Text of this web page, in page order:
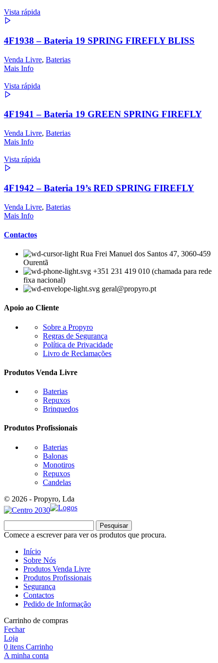
Vista rápida
4F1938 – Bateria 19 SPRING FIREFLY BLISS
Venda Livre, Baterias
Mais Info
Vista rápida
4F1941 – Bateria 19 GREEN SPRING FIREFLY
Venda Livre, Baterias
Mais Info
Vista rápida
4F1942 – Bateria 19’s RED SPRING FIREFLY
Venda Livre, Baterias
Mais Info
Contactos
Rua Frei Manuel dos Santos 47, 3060-459
Ourentã​
+351 231 419 010 (chamada para rede
fixa nacional)
geral@propyro.pt
Apoio ao Cliente
Sobre a Propyro
Regras de Segurança
Política de Privacidade
Livro de Reclamações
Produtos Venda Livre
Baterias
Repuxos
Brinquedos
Produtos Profissionais
Baterias
Balonas
Monotiros
Repuxos
Candelas
© 2026 - Propyro, Lda
Pesquisar
Comece a escrever para ver os produtos que procura.
Início
Sobre Nós
Produtos Venda Livre
Produtos Profissionais
Segurança
Contactos
Pedido de Informação
Carrinho de compras
Fechar
Loja
0 itens Carrinho
A minha conta